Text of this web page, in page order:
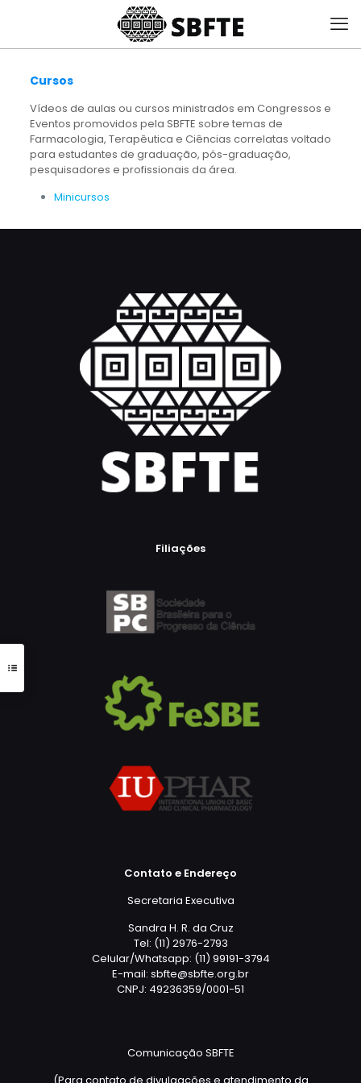
Cursos
Vídeos de aulas ou cursos ministrados em Congressos e
Eventos promovidos pela SBFTE sobre temas de
Farmacologia, Terapêutica e Ciências correlatas voltado
para estudantes de graduação, pós-graduação,
pesquisadores e profissionais da área.
Minicursos
Filiações
Contato e Endereço
Secretaria Executiva
Sandra H. R. da Cruz
Tel: (11) 2976-2793
Celular/Whatsapp: (11) 99191-3794
E-mail: sbfte@sbfte.org.br
CNPJ: 49236359/0001-51
Comunicação SBFTE